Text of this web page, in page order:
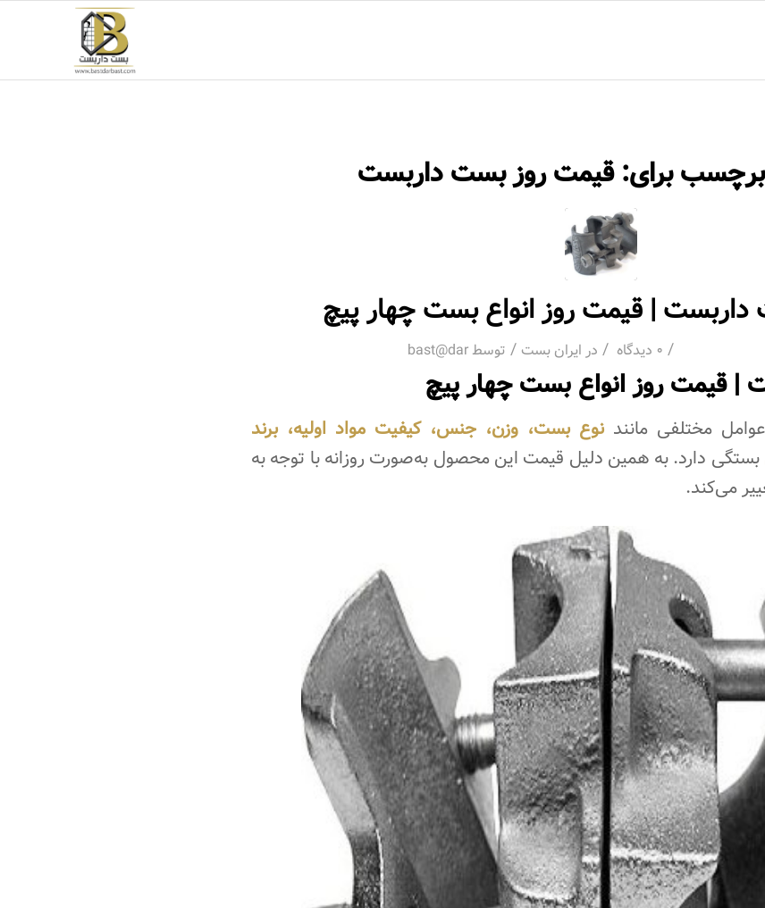
برچسب برای:قیمت روز بست داربست
| قیمت روز انواع بست چهار پیچ
/ 0 دیدگاه / در ایران بست / توسطbast@dar
قیمت روز انواع بست چهار پیچ
مختلفی مانند نوع بست، وزن، جنس، کیفیت مواد اولیه، برند
بستگی دارد. به همین دلیل قیمت این محصول به‌صورت روزانه با توجه به
می‌کند.